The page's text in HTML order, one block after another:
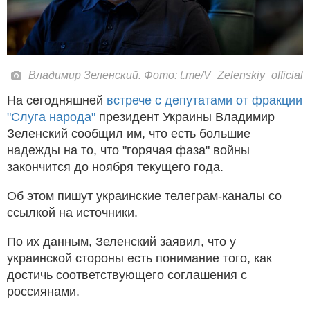
Владимир Зеленский. Фото: t.me/V_Zelenskiy_official
На сегодняшней встрече с депутатами от фракции
"Слуга народа" президент Украины Владимир
Зеленский сообщил им, что есть большие
надежды на то, что "горячая фаза" войны
закончится до ноября текущего года.
Об этом пишут украинские телеграм-каналы со
ссылкой на источники.
По их данным, Зеленский заявил, что у
украинской стороны есть понимание того, как
достичь соответствующего соглашения с
россиянами.